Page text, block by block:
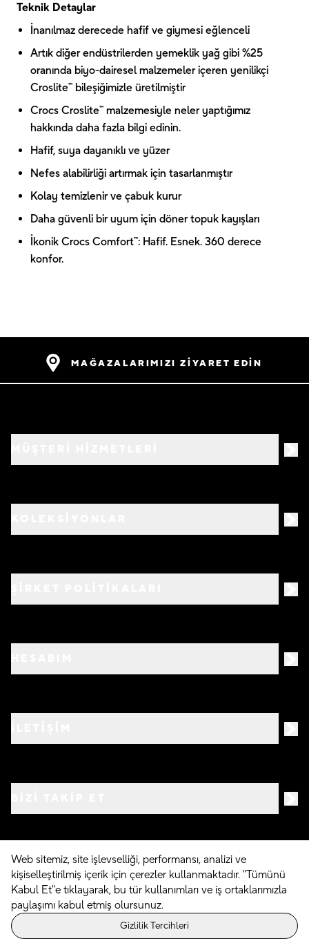
Teknik Detaylar
İnanılmaz derecede hafif ve giymesi eğlenceli
Artık diğer endüstrilerden yemeklik yağ gibi %25
oranında biyo-dairesel malzemeler içeren yenilikçi
Croslite™ bileşiğimizle üretilmiştir
Crocs Croslite™ malzemesiyle neler yaptığımız
hakkında daha fazla bilgi edinin.
Hafif, suya dayanıklı ve yüzer
Nefes alabilirliği artırmak için tasarlanmıştır
Kolay temizlenir ve çabuk kurur
Daha güvenli bir uyum için döner topuk kayışları
İkonik Crocs Comfort™: Hafif. Esnek. 360 derece
konfor.
MAĞAZALARIMIZI ZİYARET EDİN
©2026 Crocs.com.tr • Tüm hakları saklıdır
Powered By
Web sitemiz, site işlevselliği, performansı, analizi ve
kişiselleştirilmiş içerik için çerezler kullanmaktadır. "Tümünü
Kabul Et"e tıklayarak, bu tür kullanımları ve iş ortaklarımızla
paylaşımı kabul etmiş olursunuz.
Gizlilik Tercihleri